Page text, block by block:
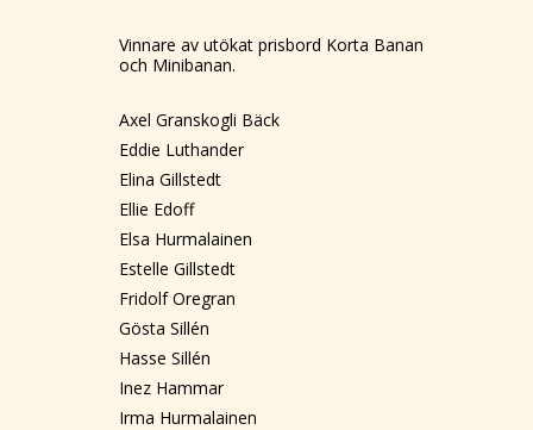
Vinnare av utökat prisbord Korta Banan
och Minibanan.
Axel Granskogli Bäck
Eddie Luthander
Elina Gillstedt
Ellie Edoff
Elsa Hurmalainen
Estelle Gillstedt
Fridolf Oregran
Gösta Sillén
Hasse Sillén
Inez Hammar
Irma Hurmalainen